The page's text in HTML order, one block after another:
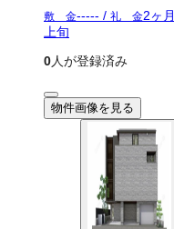
敷 金----- / 礼 金2ヶ月
上旬
0人が登録済み
物件画像を見る